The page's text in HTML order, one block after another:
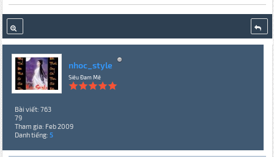
nhoc_style
Siêu Đam Mê
Bài viết: 763
79
Tham gia: Feb 2009
Danh tiếng: 5